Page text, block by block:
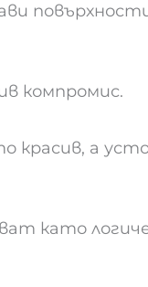
компромис.
а
като